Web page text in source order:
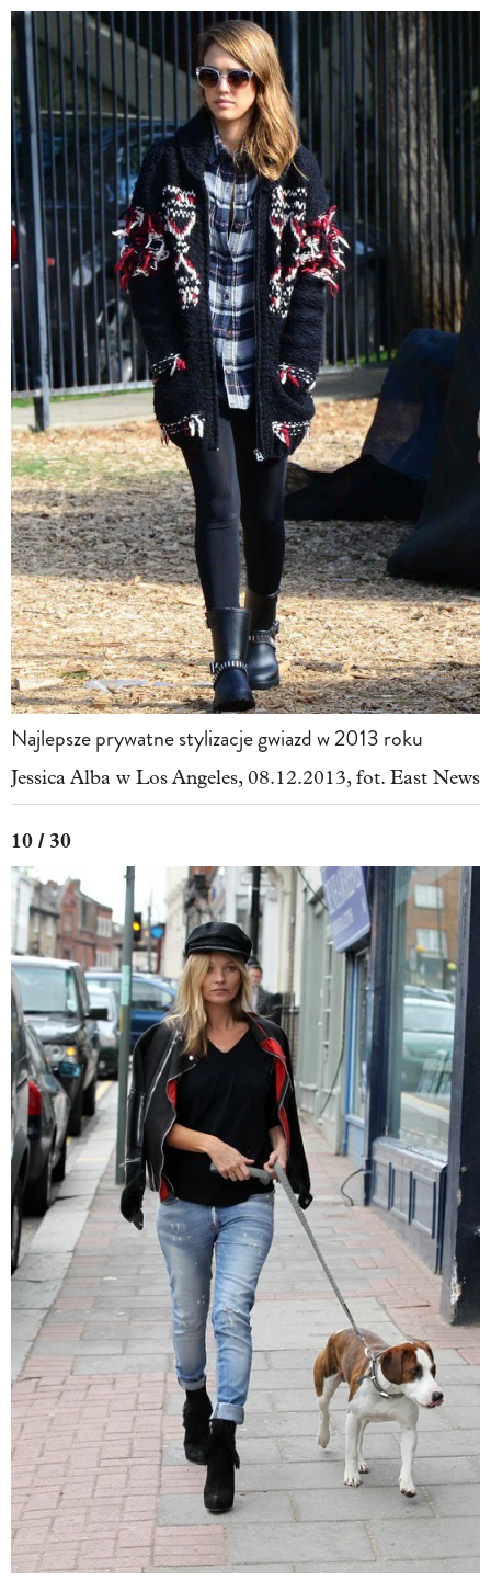
Najlepsze prywatne stylizacje gwiazd w 2013 roku
Jessica Alba w Los Angeles, 08.12.2013, fot. East News
10 / 30